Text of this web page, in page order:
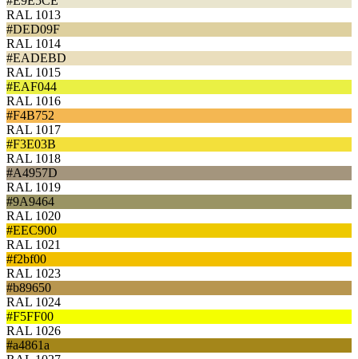
RAL 1013
#DED09F
RAL 1014
#EADEBD
RAL 1015
#EAF044
RAL 1016
#F4B752
RAL 1017
#F3E03B
RAL 1018
#A4957D
RAL 1019
#9A9464
RAL 1020
#EEC900
RAL 1021
#f2bf00
RAL 1023
#b89650
RAL 1024
#F5FF00
RAL 1026
#a4861a